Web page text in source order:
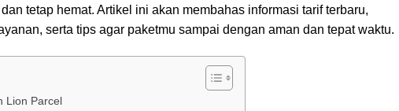
tetap hemat. Artikel ini akan membahas informasi tarif terbaru,
serta tips agar paketmu sampai dengan aman dan tepat waktu.
Lion Parcel